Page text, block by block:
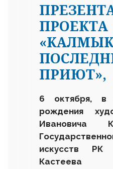
ПРОЕКТА
ПРИЮТ»,
6 октября, в
рождения
Ивановича
искусств РК
Кастеева